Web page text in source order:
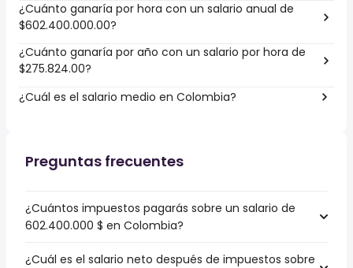
¿Cuánto ganaría por hora con un salario anual de
$602.400.000.00?
¿Cuánto ganaría por año con un salario por hora de
$275.824.00?
¿Cuál es el salario medio en Colombia?
Preguntas frecuentes
¿Cuántos impuestos pagarás sobre un salario de
602.400.000 $ en Colombia?
¿Cuál es el salario neto después de impuestos sobre